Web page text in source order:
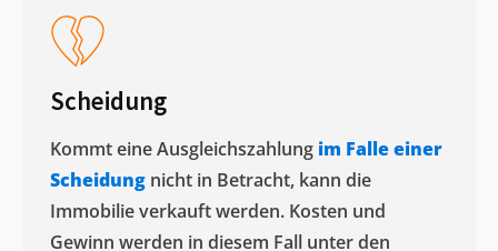
Scheidung
Kommt eine Ausgleichszahlung im Falle einer
Scheidung nicht in Betracht, kann die
Immobilie verkauft werden. Kosten und
Gewinn werden in diesem Fall unter den